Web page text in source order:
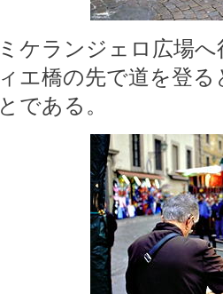
ミケランジェロ広場
ィエ橋の先で道を登
とである。